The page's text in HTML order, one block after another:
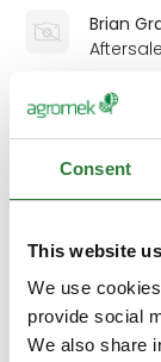
Consent
This website
We use
provide social
We also share
Brian
Brian
Hydrema
Brian
CEO
Calvex